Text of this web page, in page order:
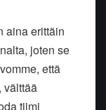
aina erittäin
joten se
että
välttää
tiimi